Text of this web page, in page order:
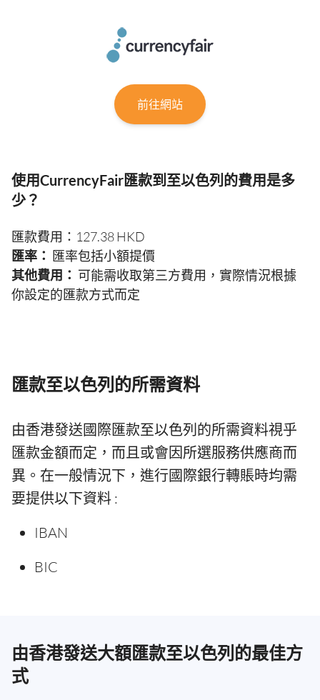
前往網站
使用CurrencyFair匯款到至以色列的費用是多
少？
匯款費用：127.38 HKD
匯率： 匯率包括小額提價
其他費用： 可能需收取第三方費用，實際情況根據
你設定的匯款方式而定
匯款至以色列的所需資料
由香港發送國際匯款至以色列的所需資料視乎
匯款金額而定，而且或會因所選服務供應商而
異。在一般情況下，進行國際銀行轉賬時均需
要提供以下資料 :
IBAN
BIC
由香港發送大額匯款至以色列的最佳方
式